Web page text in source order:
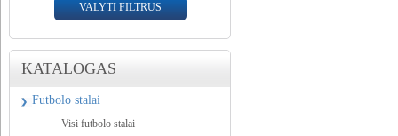
VALYTI FILTRUS
KATALOGAS
Futbolo stalai
Visi futbolo stalai